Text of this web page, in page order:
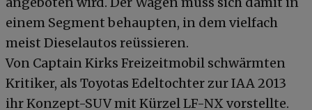
einem Segment behaupten, in dem vielfach
meist Dieselautos reüssieren.
Von Captain Kirks Freizeitmobil schwärmten
Kritiker, als Toyotas Edeltochter zur IAA 2013
ihr Konzept-SUV mit Kürzel LF-NX vorstellte.